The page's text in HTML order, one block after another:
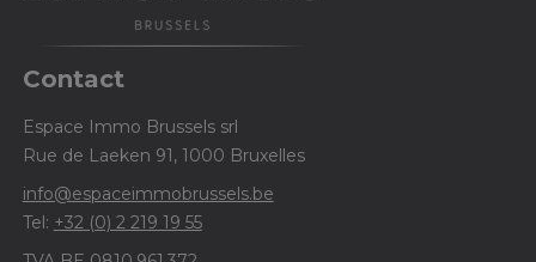
Contact
Espace Immo Brussels srl
Rue de Laeken 91, 1000 Bruxelles
info@espaceimmobrussels.be
Tel: +32 (0) 2 219 19 55